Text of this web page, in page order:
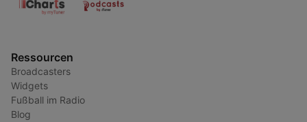
Ressourcen
Broadcasters
Widgets
Fußball im Radio
Blog